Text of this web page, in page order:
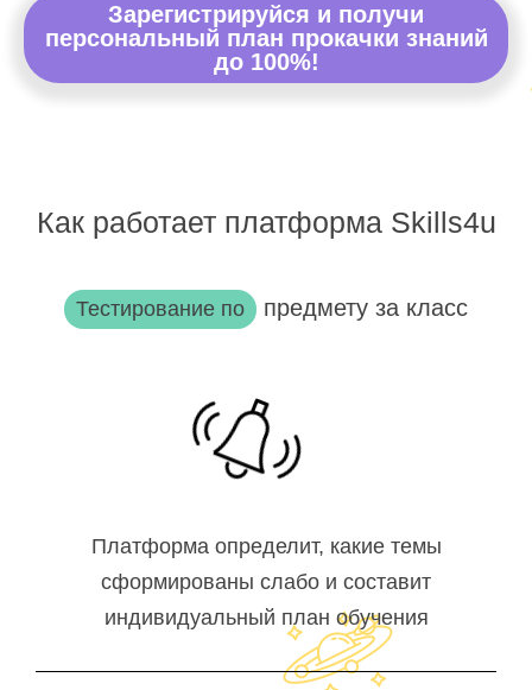
Зарегистрируйся и получи
персональный план прокачки знаний
до 100%!
Как работает платформа Skills4u
Тестирование по предмету за класс
Платформа определит, какие темы
сформированы слабо и составит
индивидуальный план обучения